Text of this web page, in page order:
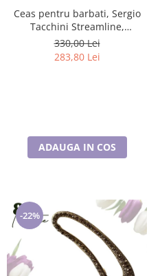
Ceas pentru barbati, Sergio
Tacchini Streamline,
ST.1.10197.4
330,00 Lei
283,80 Lei
ADAUGA IN COS
-22%